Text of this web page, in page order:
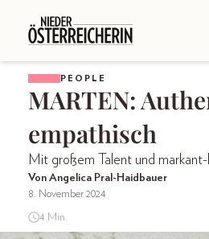
PEOPLE
MARTEN:
empathisch
Mit großem Talent und
Von Angelica Pral-Haidbauer
8. November 2024
4 Min.